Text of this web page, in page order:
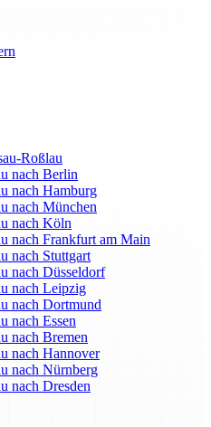
Roßlau
nach Berlin
nach Hamburg
nach München
nach Köln
nach Frankfurt am Main
nach Stuttgart
nach Düsseldorf
nach Leipzig
nach Dortmund
nach Essen
nach Bremen
nach Hannover
nach Nürnberg
nach Dresden